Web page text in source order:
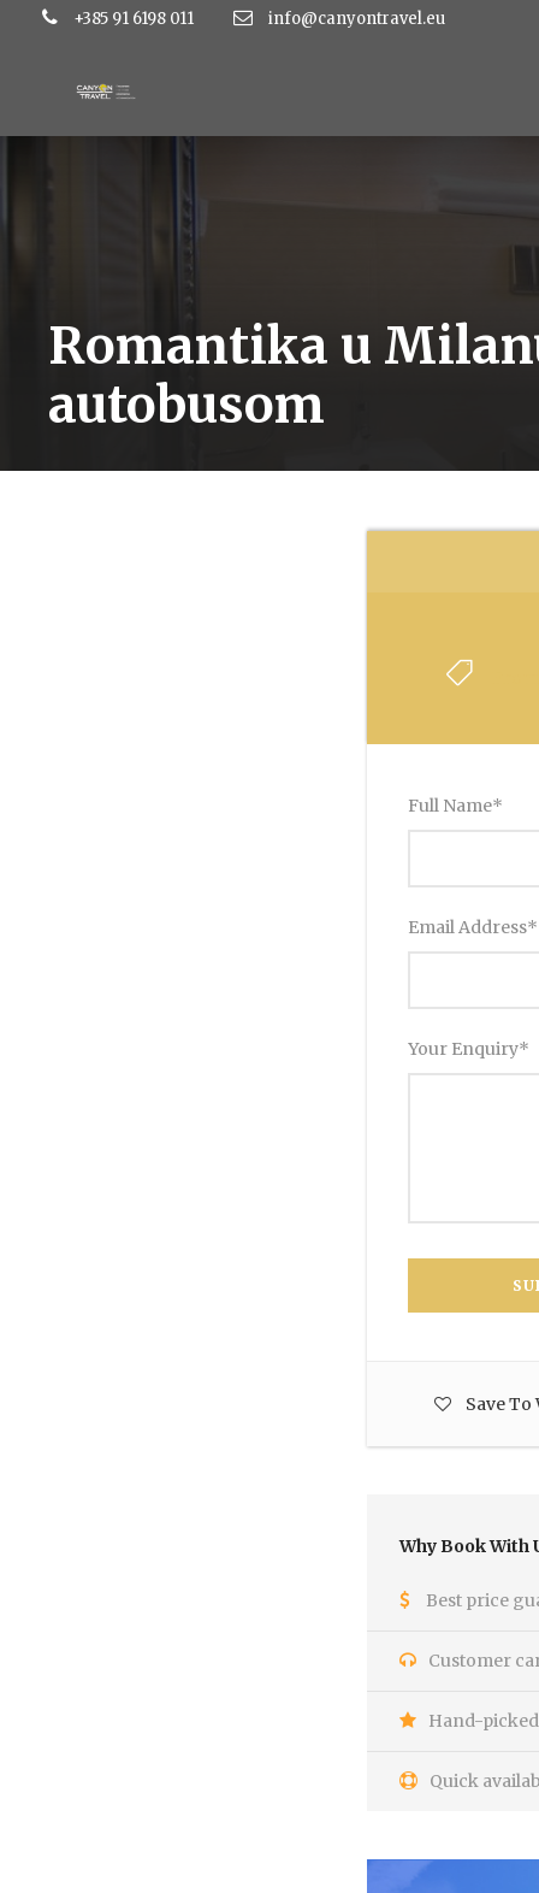
+385 91 6198 011 info@canyontravel.eu
Romantika u
autobusom
Full Name*
Email Address*
Your Enquiry*
Save To
Why Book With
Best price
Customer
Hand-
Quick